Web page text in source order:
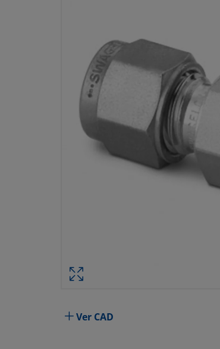
CONECTOR MACHO
ACERO INOX., 3 MM.
Material del Cuerpo
Ver CAD